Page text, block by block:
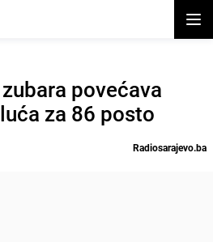
povećava
za 86 posto
Radiosarajevo.ba